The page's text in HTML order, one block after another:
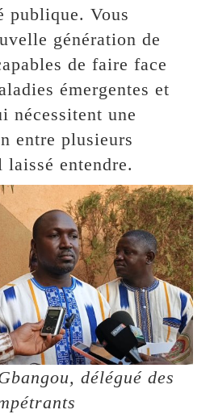
publique. Vous
génération de
de faire face
émergentes et
nécessitent une
entre plusieurs
entendre.
délégué des